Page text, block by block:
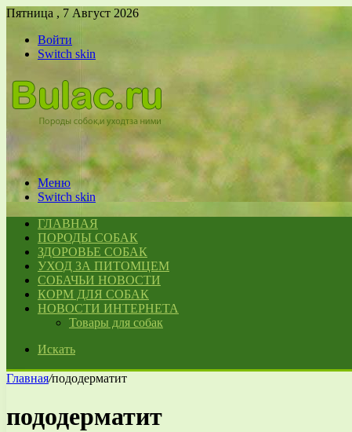
Пятница , 7 Август 2026
Войти
Switch skin
Меню
Switch skin
ГЛАВНАЯ
ПОРОДЫ СОБАК
ЗДОРОВЬЕ СОБАК
УХОД ЗА ПИТОМЦЕМ
СОБАЧЬИ НОВОСТИ
КОРМ ДЛЯ СОБАК
НОВОСТИ ИНТЕРНЕТА
Товары для собак
Искать
Главная/пододерматит
пододерматит